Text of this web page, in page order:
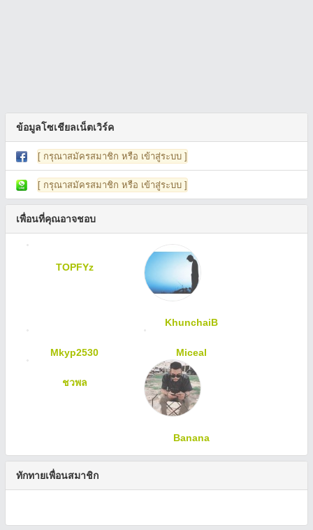
ข้อมูลโซเชียลเน็ตเวิร์ค
[ กรุณาสมัครสมาชิก หรือ เข้าสู่ระบบ ]
[ กรุณาสมัครสมาชิก หรือ เข้าสู่ระบบ ]
เพื่อนที่คุณอาจชอบ
TOPFYz
KhunchaiB
Mkyp2530 Miceal
ชวพล
Banana
ทักทายเพื่อนสมาชิก